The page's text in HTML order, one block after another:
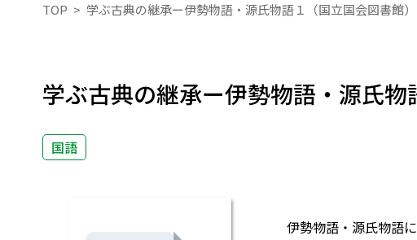
TOP 学ぶ古典の継承ー伊勢物語・源氏物語１（国立国会図書館）
学ぶ古典の継承ー伊勢物語・源氏物
国語
伊勢物語・源氏物語